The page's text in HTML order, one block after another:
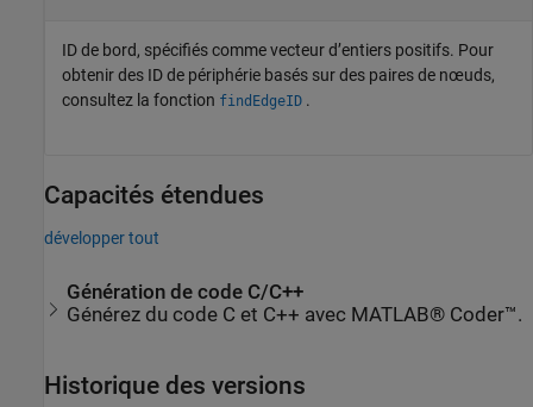
ID de bord, spécifiés comme vecteur d’entiers positifs. Pour
obtenir des ID de périphérie basés sur des paires de nœuds,
consultez la fonction findEdgeID .
Capacités étendues
développer tout
Génération de code C/C++
Générez du code C et C++ avec MATLAB® Coder™.
Historique des versions